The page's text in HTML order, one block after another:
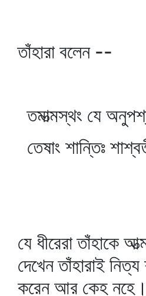
তাঁহারা বলেন --
তমাত্মস্থং যে
তেষাং শান্তিঃ
যে ধীরেরা তাঁহাকে
দেখেন তাঁহারাই
করেন আর কেহ